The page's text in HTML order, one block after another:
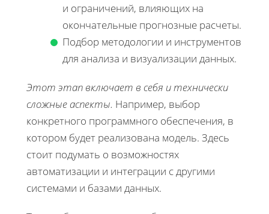
и ограничений, влияющих на
окончательные прогнозные расчеты.
Подбор методологии и инструментов
для анализа и визуализации данных.
Этот этап включает в себя и технически
сложные аспекты. Например, выбор
конкретного программного обеспечения, в
котором будет реализована модель. Здесь
стоит подумать о возможностях
автоматизации и интеграции с другими
системами и базами данных.